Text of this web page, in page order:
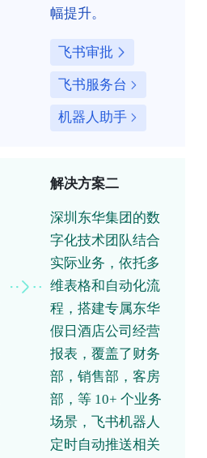
幅提升。
飞书审批
飞书服务台
机器人助手
解决方案二
深圳东华集团的数
字化技术团队结合
实际业务，依托多
维表格和自动化流
程，搭建专属东华
假日酒店公司经营
报表，覆盖了财务
部，销售部，客房
部，等 10+ 个业务
场景，飞书机器人
定时自动推送相关